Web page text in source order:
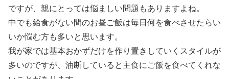
ですが、親にとっては悩ましい問題もありますよね。
中でも給食がない間のお昼ご飯は毎日何を食べさせたらい
いか悩む方も多いと思います。
我が家では基本おかずだけを作り置きしていくスタイルが
多いのですが、油断していると主食にご飯を食べてくれな